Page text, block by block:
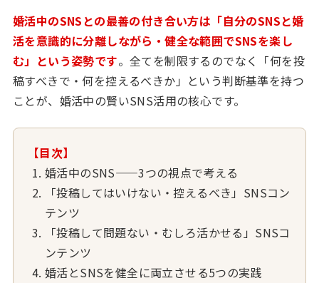
婚活中のSNSとの最善の付き合い方は「自分のSNSと婚
活を意識的に分離しながら・健全な範囲でSNSを楽し
む」という姿勢です。全てを制限するのでなく「何を投
稿すべきで・何を控えるべきか」という判断基準を持つ
ことが、婚活中の賢いSNS活用の核心です。
【目次】
婚活中のSNS——3つの視点で考える
「投稿してはいけない・控えるべき」SNSコン
テンツ
「投稿して問題ない・むしろ活かせる」SNSコ
ンテンツ
婚活とSNSを健全に両立させる5つの実践